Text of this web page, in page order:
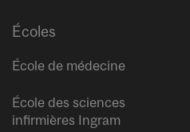
Écoles
École de médecine
École des sciences
infirmières Ingram